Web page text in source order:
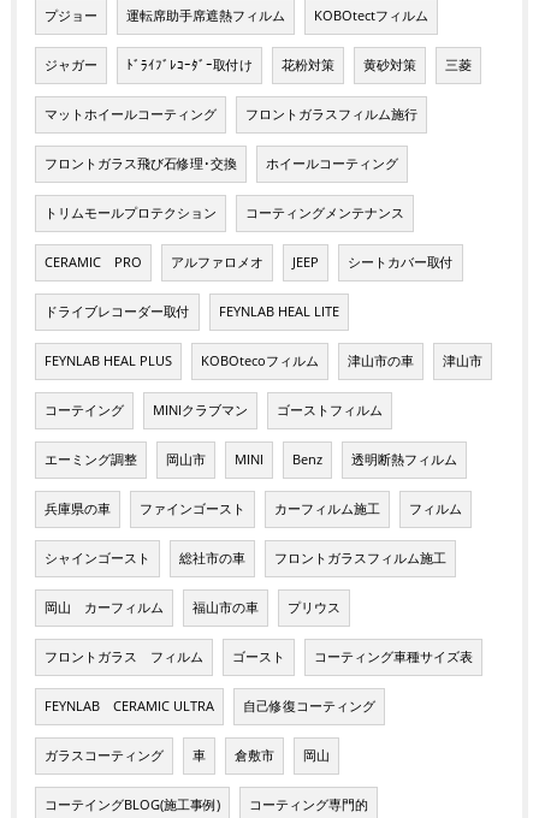
プジョー 運転席助手席遮熱フィルム KOBOtectフィルム
ジャガー ﾄﾞﾗｲﾌﾞﾚｺｰﾀﾞｰ取付け 花粉対策 黄砂対策 三菱
マットホイールコーティング フロントガラスフィルム施行
フロントガラス飛び石修理･交換 ホイールコーティング
トリムモールプロテクション コーティングメンテナンス
CERAMIC PRO アルファロメオ JEEP シートカバー取付
ドライブレコーダー取付 FEYNLAB HEAL LITE
FEYNLAB HEAL PLUS KOBOtecoフィルム 津山市の車 津山市
コーテイング MINIクラブマン ゴーストフィルム
エーミング調整 岡山市 MINI Benz 透明断熱フィルム
兵庫県の車 ファインゴースト カーフィルム施工 フィルム
シャインゴースト 総社市の車 フロントガラスフィルム施工
岡山 カーフィルム 福山市の車 プリウス
フロントガラス フィルム ゴースト コーティング車種サイズ表
FEYNLAB CERAMIC ULTRA 自己修復コーティング
ガラスコーティング 車 倉敷市 岡山
コーテイングBLOG(施工事例) コーティング専門的